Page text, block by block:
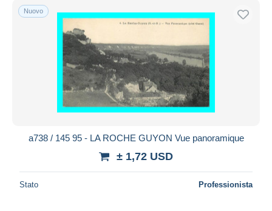
Nuovo
a738 / 145 95 - LA ROCHE GUYON Vue panoramique
± 1,72 USD
Stato Professionista